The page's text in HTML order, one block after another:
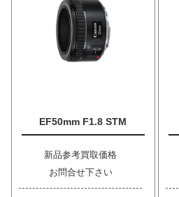
EF50mm F1.8 STM
新品参考買取価格
お問合せ下さい